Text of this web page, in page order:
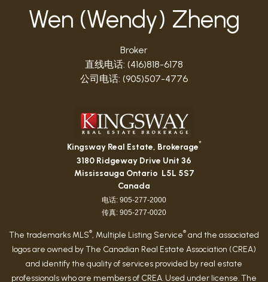
Wen (Wendy) Zheng
Broker
直线电话: (416)818-6178
公司电话: (905)507-4776
Kingsway Real Estate, Brokerage*
3180 Ridgeway Drive Unit 36
Mississauga Ontario L5L 5S7
Canada
电话: 905-277-2000
传真: 905-277-0020
The trademarks MLS®, Multiple Listing Service® and the associated
logos are owned by The Canadian Real Estate Association (CREA)
and identify the quality of services provided by real estate
professionals who are members of CREA. Used under license. The